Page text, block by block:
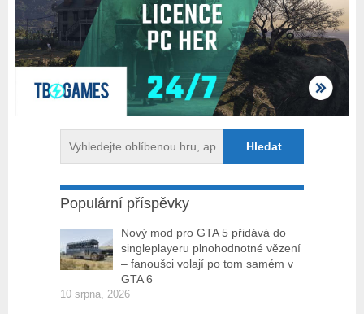
Populární příspěvky
Nový mod pro GTA 5 přidává do
singleplayeru plnohodnotné vězení
– fanoušci volají po tom samém v
GTA 6
10 srpna, 2026